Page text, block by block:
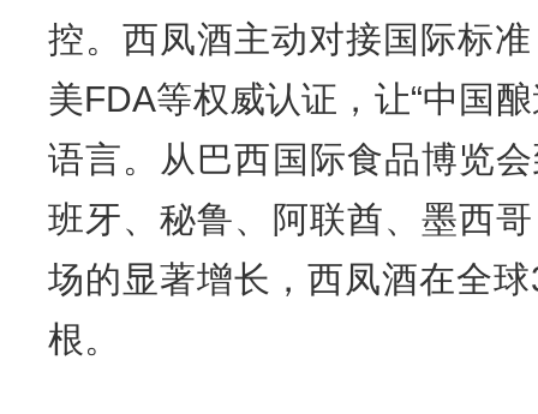
控。西凤酒主动对接国际标
美FDA等权威认证，让“中国
语言。从巴西国际食品博览
班牙、秘鲁、阿联酋、墨西
场的显著增长，西凤酒在全
根。